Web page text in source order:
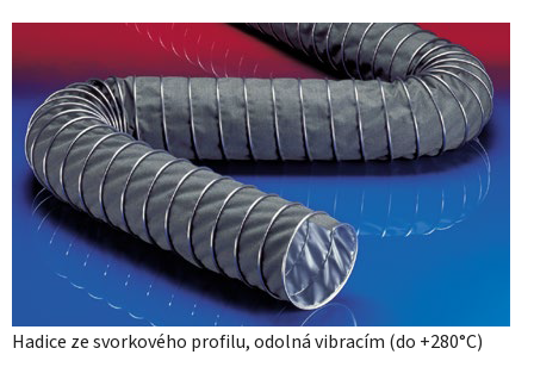
Hadice ze svorkového profilu, odolná vibracím (do +280°C)